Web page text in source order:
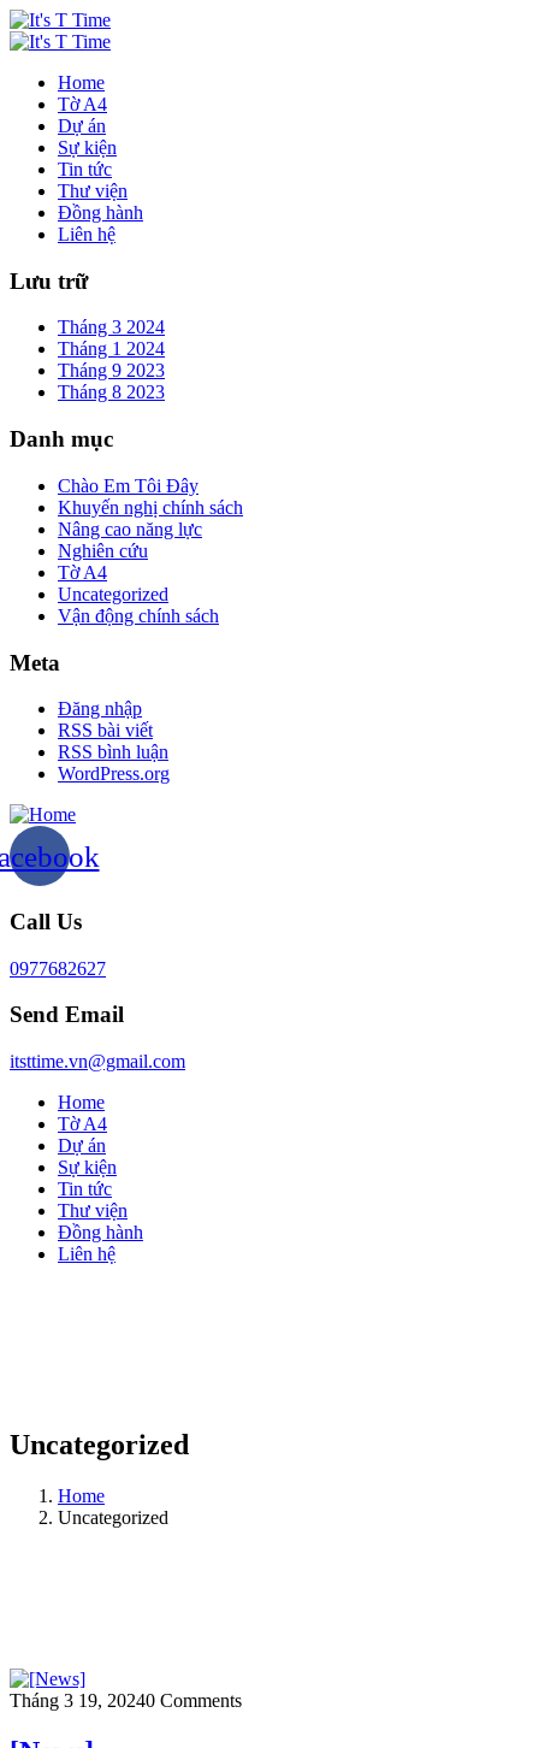
Home
Tờ A4
Dự án
Sự kiện
Tin tức
Thư viện
Đồng hành
Liên hệ
Lưu trữ
Tháng 3 2024
Tháng 1 2024
Tháng 9 2023
Tháng 8 2023
Danh mục
Chào Em Tôi Đây
Khuyến nghị chính sách
Nâng cao năng lực
Nghiên cứu
Tờ A4
Uncategorized
Vận động chính sách
Meta
Đăng nhập
RSS bài viết
RSS bình luận
WordPress.org
Call Us
0977682627
Send Email
itsttime.vn@gmail.com
Home
Tờ A4
Dự án
Sự kiện
Tin tức
Thư viện
Đồng hành
Liên hệ
Uncategorized
Home
Uncategorized
Tháng 3 19, 20240 Comments